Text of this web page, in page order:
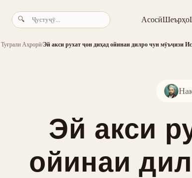
🔍 АсосӣШеърҳо
Аҳрорӣ/Эй акси рухат ҷон диҳад ойинаи дилро чун мӯъҷизи
Эй акси
ойинаи